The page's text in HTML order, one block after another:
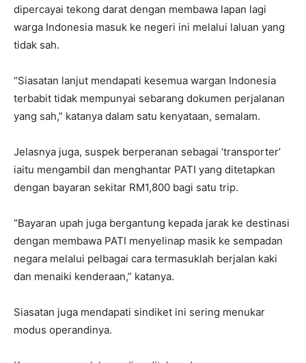
dipercayai tekong darat dengan membawa lapan lagi
warga Indonesia masuk ke negeri ini melalui laluan yang
tidak sah.
“Siasatan lanjut mendapati kesemua wargan Indonesia
terbabit tidak mempunyai sebarang dokumen perjalanan
yang sah,” katanya dalam satu kenyataan, semalam.
Jelasnya juga, suspek berperanan sebagai ‘transporter’
iaitu mengambil dan menghantar PATI yang ditetapkan
dengan bayaran sekitar RM1,800 bagi satu trip.
“Bayaran upah juga bergantung kepada jarak ke destinasi
dengan membawa PATI menyelinap masik ke sempadan
negara melalui pelbagai cara termasuklah berjalan kaki
dan menaiki kenderaan,” katanya.
Siasatan juga mendapati sindiket ini sering menukar
modus operandinya.